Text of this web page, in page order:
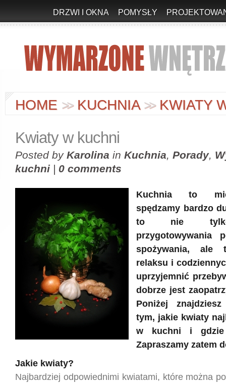
DRZWI I OKNA POMYSŁY
HOME >> KUCHNIA >>KWIATY
Kwiaty w kuchni
Posted by Karolina in Kuchnia, Porady,
kuchni | 0 comments
Kuchnia to
spędzamy bardzo
to nie
przygotowywania
spożywania, ale
relaksu i
uprzyjemnić
dobrze jest
Poniżej
tym, jakie kwiaty
w kuchni i gdzie
Zapraszamy zatem
Jakie kwiaty?
Najbardziej odpowiednimi kwiatami, które można